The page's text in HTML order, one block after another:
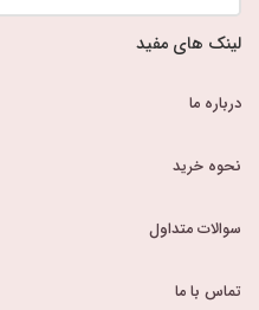
لینک های مفید
درباره ما
نحوه خرید
سوالات متداول
تماس با ما